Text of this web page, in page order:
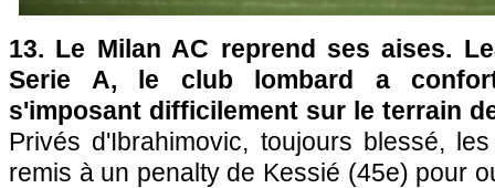
13. Le Milan AC reprend ses aises.
Serie A, le club lombard a
s'imposant difficilement sur le terrain
Privés d'Ibrahimovic, toujours blessé,
remis à un penalty de Kessié (45e) pour